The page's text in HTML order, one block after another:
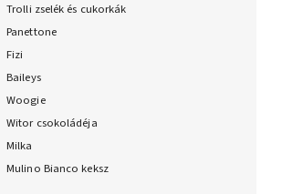
Trolli zselék és cukorkák
Panettone
Fizi
Baileys
Woogie
Witor csokoládéja
Milka
Mulino Bianco keksz